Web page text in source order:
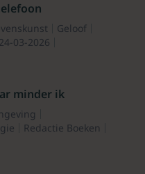
Geloof
24-03-2026
minder ik
Redactie Boeken